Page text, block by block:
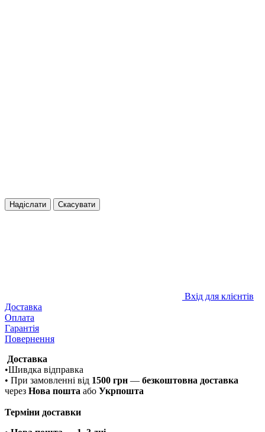
Надіслати Скасувати
Вхід для клієнтів
Доставка
Оплата
Гарантія
Повернення
Доставка
•Шивдка відправка
• При замовленні від 1500 грн — безкоштовна доставка
через Нова пошта або Укрпошта
Терміни доставки